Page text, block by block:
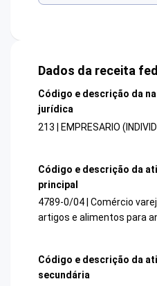
Dados da receita
Código e descrição da
jurídica
213 | EMPRESARIO
Código e descrição da
principal
4789-0/04 | Comércio
artigos e alimentos para
Código e descrição da
secundária